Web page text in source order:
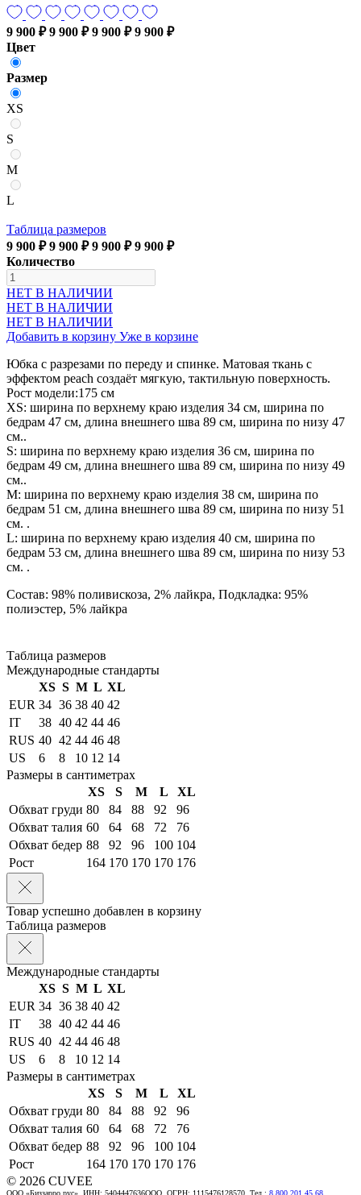
9 900 ₽ 9 900 ₽ 9 900 ₽ 9 900 ₽
Цвет
Размер
XS
S
M
L
Таблица размеров
9 900 ₽ 9 900 ₽ 9 900 ₽ 9 900 ₽
Количество
НЕТ В НАЛИЧИИ
НЕТ В НАЛИЧИИ
НЕТ В НАЛИЧИИ
Добавить в корзину Уже в корзине
Юбка с разрезами по переду и спинке. Матовая ткань с
эффектом peach создаёт мягкую, тактильную поверхность.
Рост модели:175 см
XS: ширина по верхнему краю изделия 34 см, ширина по
бедрам 47 см, длина внешнего шва 89 см, ширина по низу 47
см..
S: ширина по верхнему краю изделия 36 см, ширина по
бедрам 49 см, длина внешнего шва 89 см, ширина по низу 49
см..
М: ширина по верхнему краю изделия 38 см, ширина по
бедрам 51 см, длина внешнего шва 89 см, ширина по низу 51
см. .
L: ширина по верхнему краю изделия 40 см, ширина по
бедрам 53 см, длина внешнего шва 89 см, ширина по низу 53
см. .
Состав: 98% поливискоза, 2% лайкра, Подкладка: 95%
полиэстер, 5% лайкра
Таблица размеров
Международные стандарты
XS S M L XL
EUR 34 36 38 40 42
IT
38 40 42 44 46
RUS 40 42 44 46 48
US
6 8 10 12 14
Размеры в сантиметрах
XS
S M L
XL
Обхват груди 80 84 88 92
96
Обхват талия 60 64 68 72
76
Обхват бедер 88 92 96 100 104
Рост
164 170 170 170 176
Товар успешно добавлен в корзину
Таблица размеров
Международные стандарты
XS S M L XL
EUR 34 36 38 40 42
IT
38 40 42 44 46
RUS 40 42 44 46 48
US
6 8 10 12 14
Размеры в сантиметрах
XS
S M L
XL
Обхват груди 80 84 88 92
96
Обхват талия 60 64 68 72
76
Обхват бедер 88 92 96 100 104
Рост
164 170 170 170 176
© 2026 CUVEE
ООО «Биззарро рус», ИНН: 5404447636ООО, ОГРН: 1115476128570. Тел.: 8 800 201 45 68